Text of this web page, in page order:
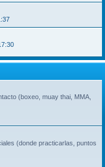
(boxeo, muay thai, MMA,
(donde practicarlas, puntos